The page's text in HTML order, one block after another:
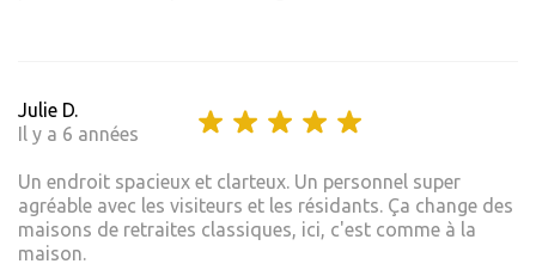
Julie D.
Il y a 6 années
Un endroit spacieux et clarteux. Un personnel super
agréable avec les visiteurs et les résidants. Ça change des
maisons de retraites classiques, ici, c'est comme à la
maison.